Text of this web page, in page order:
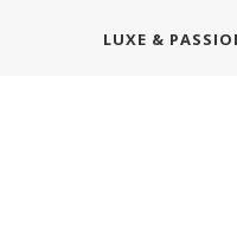
LUXE &